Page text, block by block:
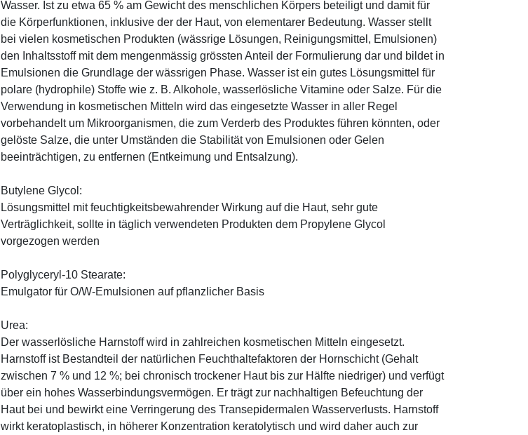
Wasser. Ist zu etwa 65 % am Gewicht des menschlichen Körpers beteiligt und damit für
die Körperfunktionen, inklusive der der Haut, von elementarer Bedeutung. Wasser stellt
bei vielen kosmetischen Produkten (wässrige Lösungen, Reinigungsmittel, Emulsionen)
den Inhaltsstoff mit dem mengenmässig grössten Anteil der Formulierung dar und bildet in
Emulsionen die Grundlage der wässrigen Phase. Wasser ist ein gutes Lösungsmittel für
polare (hydrophile) Stoffe wie z. B. Alkohole, wasserlösliche Vitamine oder Salze. Für die
Verwendung in kosmetischen Mitteln wird das eingesetzte Wasser in aller Regel
vorbehandelt um Mikroorganismen, die zum Verderb des Produktes führen könnten, oder
gelöste Salze, die unter Umständen die Stabilität von Emulsionen oder Gelen
beeinträchtigen, zu entfernen (Entkeimung und Entsalzung).
Butylene Glycol:
Lösungsmittel mit feuchtigkeitsbewahrender Wirkung auf die Haut, sehr gute
Verträglichkeit, sollte in täglich verwendeten Produkten dem Propylene Glycol
vorgezogen werden
Polyglyceryl-10 Stearate:
Emulgator für O/W-Emulsionen auf pflanzlicher Basis
Urea:
Der wasserlösliche Harnstoff wird in zahlreichen kosmetischen Mitteln eingesetzt.
Harnstoff ist Bestandteil der natürlichen Feuchthaltefaktoren der Hornschicht (Gehalt
zwischen 7 % und 12 %; bei chronisch trockener Haut bis zur Hälfte niedriger) und verfügt
über ein hohes Wasserbindungsvermögen. Er trägt zur nachhaltigen Befeuchtung der
Haut bei und bewirkt eine Verringerung des Transepidermalen Wasserverlusts. Harnstoff
wirkt keratoplastisch, in höherer Konzentration keratolytisch und wird daher auch zur